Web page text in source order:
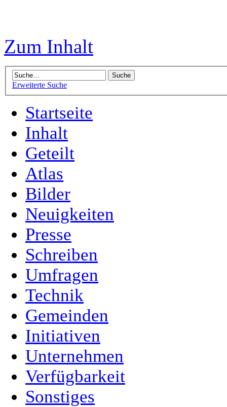
Zum Inhalt
Erweiterte Suche
Startseite
Inhalt
Geteilt
Atlas
Bilder
Neuigkeiten
Presse
Schreiben
Umfragen
Technik
Gemeinden
Initiativen
Unternehmen
Verfügbarkeit
Sonstiges